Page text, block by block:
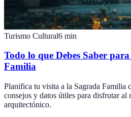
Turismo Cultural6 min
Todo lo que Debes Saber
Familia
Planifica tu visita a la Sagrada Familia
consejos y datos útiles para disfrutar al
arquitectónico.